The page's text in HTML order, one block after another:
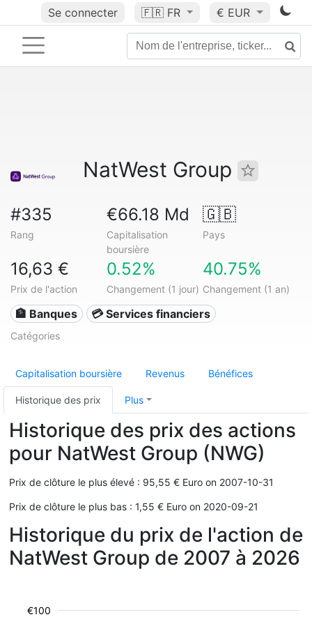
Se connecter 🇫🇷 FR € EUR
NatWest Group
#335
Rang
€66.18 Md
Capitalisation
boursière
🇬🇧
Pays
16,63 €
Prix de l'action
0.52%
Changement (1 jour)
40.75%
Changement (1 an)
🏦 Banques 💳 Services financiers
Catégories
Capitalisation boursière Revenus Bénéfices
Historique des prix Plus
Historique des prix des actions
pour NatWest Group (NWG)
Prix de clôture le plus élevé : 95,55 € Euro on 2007-10-31
Prix de clôture le plus bas : 1,55 € Euro on 2020-09-21
Historique du prix de l'action de
NatWest Group de 2007 à 2026
€100